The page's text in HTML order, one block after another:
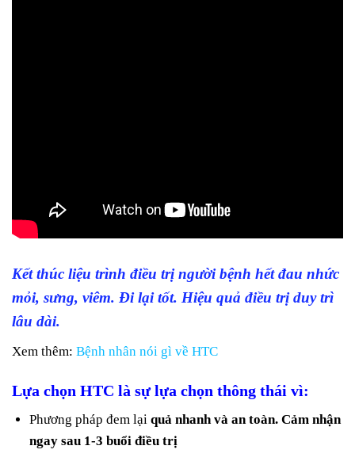
Kết thúc liệu trình điều trị người bệnh hết đau nhức
mỏi, sưng, viêm. Đi lại tốt. Hiệu quả điều trị duy trì
lâu dài.
Xem thêm: Bệnh nhân nói gì về HTC
Lựa chọn HTC là sự lựa chọn thông thái vì:
Phương pháp đem lạiquả nhanh và an toàn. Cảm nhận
ngay sau 1-3 buổi điều trị